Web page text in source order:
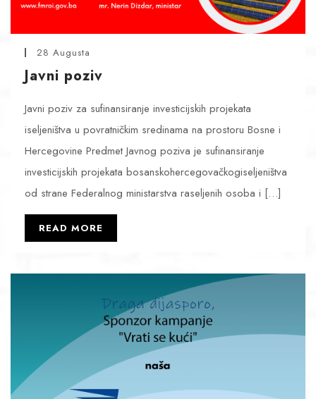
28 Augusta
Javni poziv
Javni poziv za sufinansiranje investicijskih projekata
iseljeništva u povratničkim sredinama na prostoru Bosne i
Hercegovine Predmet Javnog poziva je sufinansiranje
investicijskih projekata bosanskohercegovačkogiseljeništva
od strane Federalnog ministarstva raseljenih osoba i […]
READ MORE